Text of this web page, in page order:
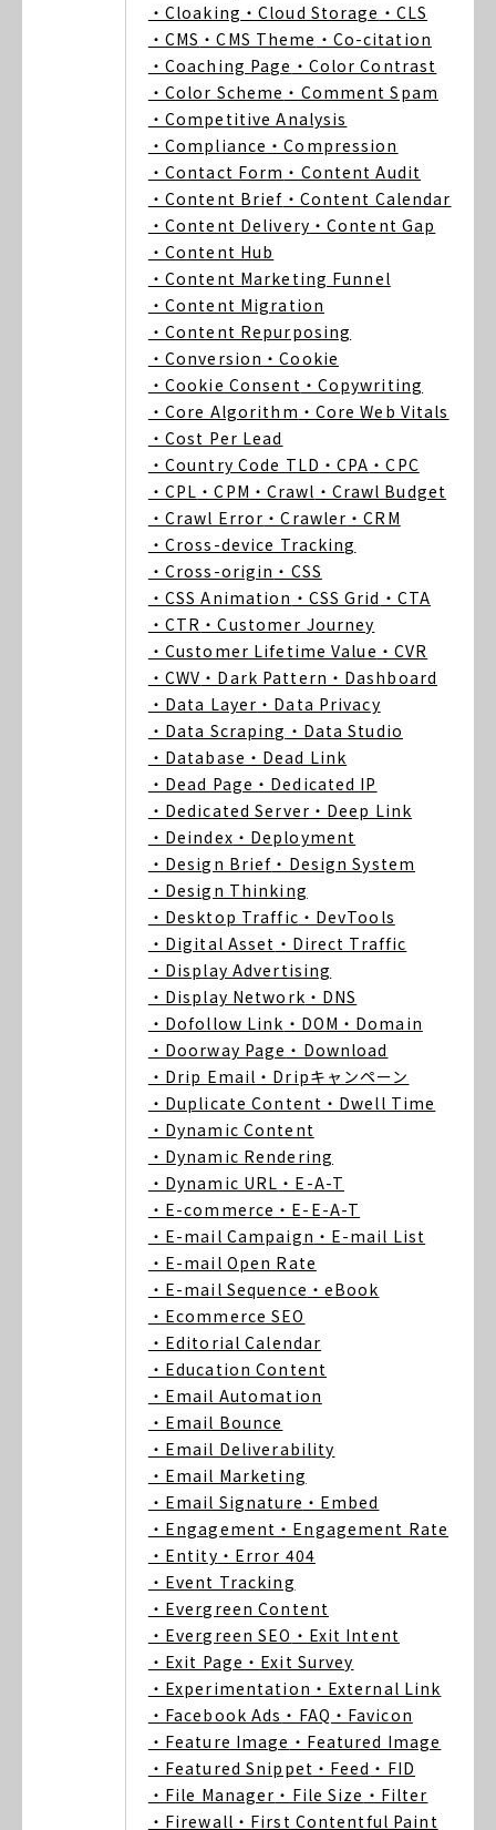
・Cloaking ・Cloud Storage ・CLS
・CMS ・CMS Theme ・Co-citation
・Coaching Page ・Color Contrast
・Color Scheme ・Comment Spam
・Competitive Analysis
・Compliance ・Compression
・Contact Form ・Content Audit
・Content Brief ・Content Calendar
・Content Delivery ・Content Gap
・Content Hub
・Content Marketing Funnel
・Content Migration
・Content Repurposing
・Conversion ・Cookie
・Cookie Consent ・Copywriting
・Core Algorithm ・Core Web Vitals
・Cost Per Lead
・Country Code TLD ・CPA ・CPC
・CPL ・CPM ・Crawl ・Crawl Budget
・Crawl Error ・Crawler ・CRM
・Cross-device Tracking
・Cross-origin ・CSS
・CSS Animation ・CSS Grid ・CTA
・CTR ・Customer Journey
・Customer Lifetime Value ・CVR
・CWV ・Dark Pattern ・Dashboard
・Data Layer ・Data Privacy
・Data Scraping ・Data Studio
・Database ・Dead Link
・Dead Page ・Dedicated IP
・Dedicated Server ・Deep Link
・Deindex ・Deployment
・Design Brief ・Design System
・Design Thinking
・Desktop Traffic ・DevTools
・Digital Asset ・Direct Traffic
・Display Advertising
・Display Network ・DNS
・Dofollow Link ・DOM ・Domain
・Doorway Page ・Download
・Drip Email ・Dripキャンペーン
・Duplicate Content ・Dwell Time
・Dynamic Content
・Dynamic Rendering
・Dynamic URL ・E-A-T
・E-commerce ・E-E-A-T
・E-mail Campaign ・E-mail List
・E-mail Open Rate
・E-mail Sequence ・eBook
・Ecommerce SEO
・Editorial Calendar
・Education Content
・Email Automation
・Email Bounce
・Email Deliverability
・Email Marketing
・Email Signature ・Embed
・Engagement ・Engagement Rate
・Entity ・Error 404
・Event Tracking
・Evergreen Content
・Evergreen SEO ・Exit Intent
・Exit Page ・Exit Survey
・Experimentation ・External Link
・Facebook Ads ・FAQ ・Favicon
・Feature Image ・Featured Image
・Featured Snippet ・Feed ・FID
・File Manager ・File Size ・Filter
・Firewall ・First Contentful Paint